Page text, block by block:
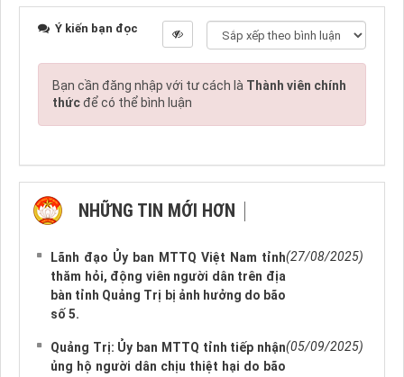
Ý kiến bạn đọc
Bạn cần đăng nhập với tư cách là Thành viên chính
thứcđể có thể bình luận
NHỮNG TIN MỚI HƠN
Lãnh đạo Ủy ban MTTQ Việt Nam tỉnh
thăm hỏi, động viên người dân trên địa
bàn tỉnh Quảng Trị bị ảnh hưởng do bão
số 5.
(27/08/2025)
Quảng Trị: Ủy ban MTTQ tỉnh tiếp nhận
ủng hộ người dân chịu thiệt hại do bão
(05/09/2025)